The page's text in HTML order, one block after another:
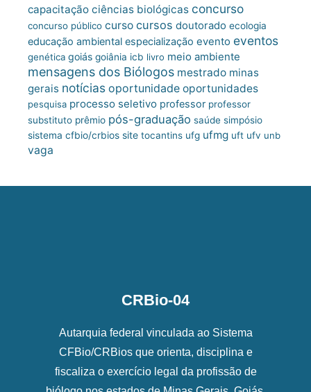
capacitação ciências biológicas concurso
concurso público curso cursos doutorado ecologia
educação ambiental especialização evento eventos
genética goiás goiânia icb livro meio ambiente
mensagens dos Biólogos mestrado minas
gerais notícias oportunidade oportunidades
pesquisa processo seletivo professor professor
substituto prêmio pós-graduação saúde simpósio
sistema cfbio/crbios site tocantins ufg ufmg uft ufv unb
vaga
CRBio-04
Autarquia federal vinculada ao Sistema
CFBio/CRBios que orienta, disciplina e
fiscaliza o exercício legal da profissão de